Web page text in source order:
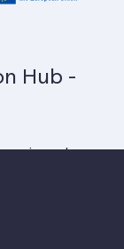
Hub -
einen der